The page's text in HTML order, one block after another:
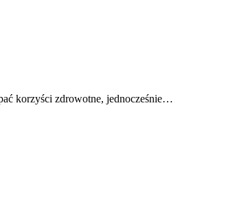
korzyści zdrowotne, jednocześnie…